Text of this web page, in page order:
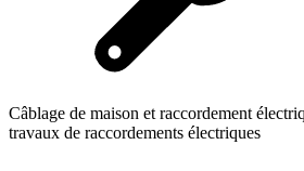
Câblage de maison et raccordement
travaux de raccordements électriques